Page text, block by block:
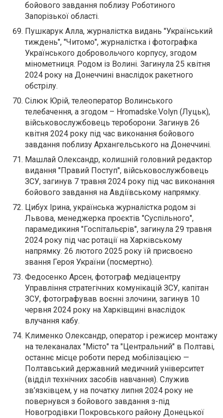
бойового завдання поблизу Роботиного
Запорізької області.
Пушкарук Алла, журналістка видань "Український
тиждень", "Читомо", журналістка і фотографка
Українського добровольчого корпусу, згодом
мінометниця. Родом із Волині. Загинула 25 квітня
2024 року на Донеччині внаслідок ракетного
обстрілу.
Сілюк Юрій, телеоператор Волинського
телебачення, а згодом – Hromadske.Volyn (Луцьк),
військовослужбовець тероборони. Загинув 26
квітня 2024 року під час виконання бойового
завдання поблизу Архангельського на Донеччині.
Машлай Олександр, колишній головний редактор
видання "Правий Поступ", військовослужбовець
ЗСУ, загинув 7 травня 2024 року під час виконання
бойового завдання на Авдіївському напрямку.
Цибух Ірина, українська журналістка родом зі
Львова, менеджерка проєктів "Суспільного",
парамедикиня "Госпітальєрів", загинула 29 травня
2024 року під час ротації на Харківському
напрямку. 26 лютого 2025 року їй присвоєно
звання Героя України (посмертно).
Федосенко Арсен, фотограф медіацентру
Управління стратегічних комунікацій ЗСУ, капітан
ЗСУ, фотографував воєнні злочини, загинув 10
червня 2024 року на Харківщині внаслідок
влучання кабу.
Клименко Олександр, оператор і режисер монтажу
на телеканалах "Місто" та "Центральний" в Полтаві,
останнє місце роботи перед мобілізацією —
Полтавський державний медичний університет
(відділ технічних засобів навчання). Служив
зв’язківцем, у на початку липня 2024 року не
повернувся з бойового завдання з-під
Новогродівки Покровського району Донецької